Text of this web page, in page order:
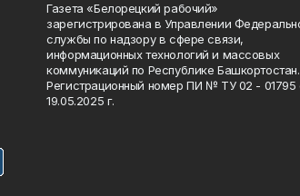
Газета «Белорецкий рабочий»
зарегистрирована в Управлении
службы по надзору в сфере связи,
информационных технологий и массовых
коммуникаций по Республике Башкортостан.
Регистрационный номер ПИ № ТУ 02 - 01795
19.05.2025 г.